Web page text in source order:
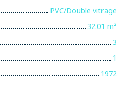
PVC/Double vitrage
32.01 m²
3
1
1972